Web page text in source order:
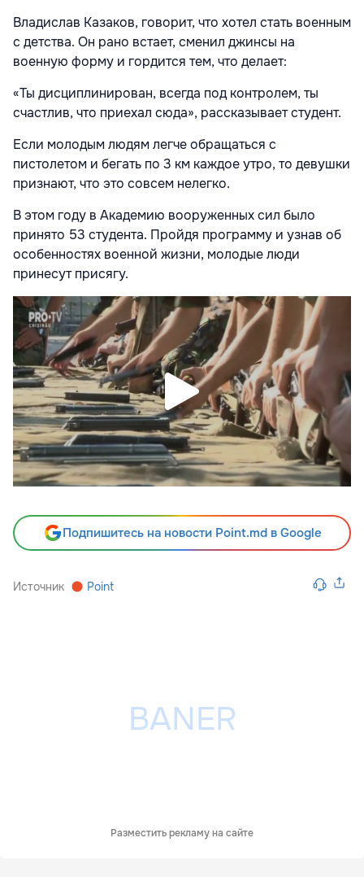
Владислав Казаков, говорит, что хотел стать военным
с детства. Он рано встает, сменил джинсы на
военную форму и гордится тем, что делает:
«Ты дисциплинирован, всегда под контролем, ты
счастлив, что приехал сюда», рассказывает студент.
Если молодым людям легче обращаться с
пистолетом и бегать по 3 км каждое утро, то девушки
признают, что это совсем нелегко.
В этом году в Академию вооруженных сил было
принято 53 студента. Пройдя программу и узнав об
особенностях военной жизни, молодые люди
принесут присягу.
Подпишитесь на новости Point.md в Google
Источник Point
Разместить рекламу на сайте